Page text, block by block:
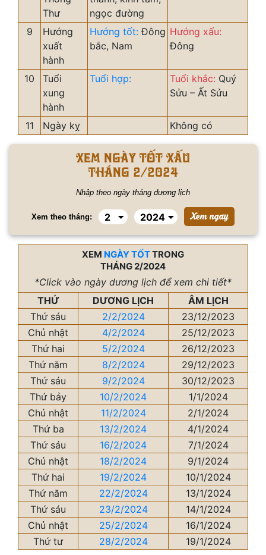
Thư
ngọc đường
9
Hướng
xuất
hành
Hướng tốt: Đông
bắc, Nam
Hướng xấu:
Đông
10
Tuổi
xung
hành
Tuổi hợp: Tuổi khắc: Quý
Sửu – Ất Sửu
11 Ngày kỵ Không có
Xem ngày tốt xấu
tháng 2/2024
Nhập theo ngày tháng dương lịch
Xem theo tháng:
XEM NGÀY TỐTTRONG
THÁNG 2/2024
*Click vào ngày dương lịch để xem chi tiết*
THỨ
DƯƠNG LỊCH
ÂM LỊCH
Thứ sáu
2/2/2024
23/12/2023
Chủ nhật
4/2/2024
25/12/2023
Thứ hai
5/2/2024
26/12/2023
Thứ năm
8/2/2024
29/12/2023
Thứ sáu
9/2/2024
30/12/2023
Thứ bảy
10/2/2024
1/1/2024
Chủ nhật
11/2/2024
2/1/2024
Thứ ba
13/2/2024
4/1/2024
Thứ sáu
16/2/2024
7/1/2024
Chủ nhật
18/2/2024
9/1/2024
Thứ hai
19/2/2024
10/1/2024
Thứ năm
22/2/2024
13/1/2024
Thứ sáu
23/2/2024
14/1/2024
Chủ nhật
25/2/2024
16/1/2024
Thứ tư
28/2/2024 19/1/2024